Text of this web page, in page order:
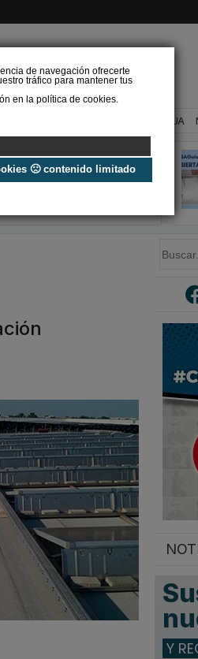
de navegación ofrecerte
tráfico para mantener tus
en la política de cookies.
🙁 contenido limitado
BAÑO Y AGUA
Verifactu en
climatización: qué le va a
exigir la ley a tu
u
r
Y